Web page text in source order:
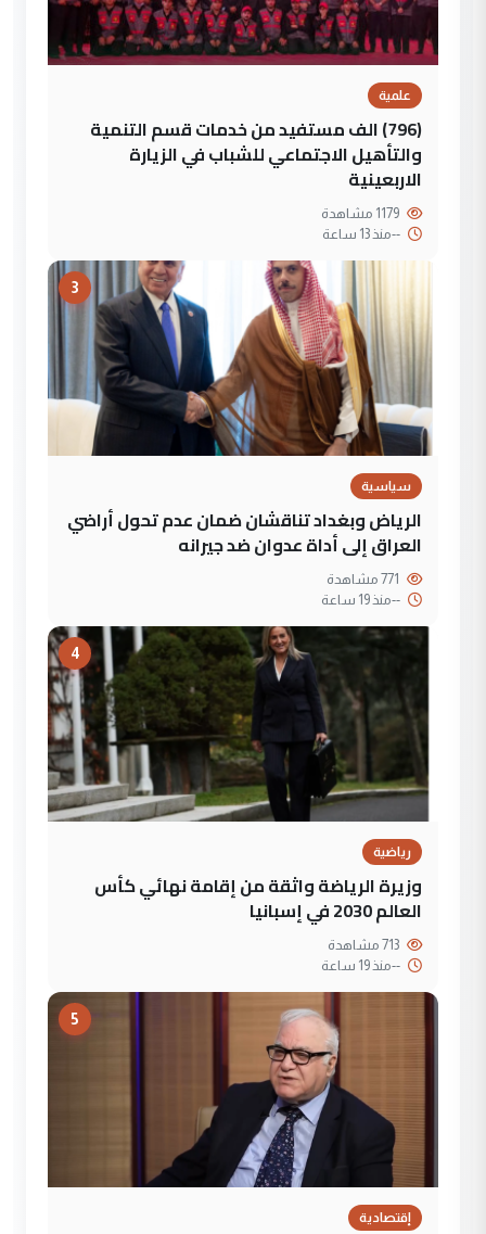
علمية
(796) الف مستفيد من خدمات قسم التنمية
والتأهيل الاجتماعي للشباب في الزيارة
الاربعينية
--منذ 13 ساعة
3
سياسية
الرياض وبغداد تناقشان ضمان عدم تحول أراضي
العراق إلى أداة عدوان ضد جيرانه
--منذ 19 ساعة
4
رياضية
وزيرة الرياضة واثقة من إقامة نهائي كأس
العالم 2030 في إسبانيا
--منذ 19 ساعة
5
إقتصادية